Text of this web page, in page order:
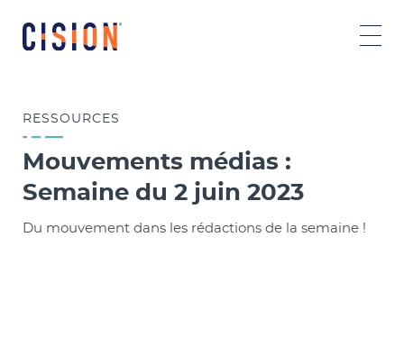
RESSOURCES
Mouvements médias :
Semaine du 2 juin 2023
Du mouvement dans les rédactions de la semaine !